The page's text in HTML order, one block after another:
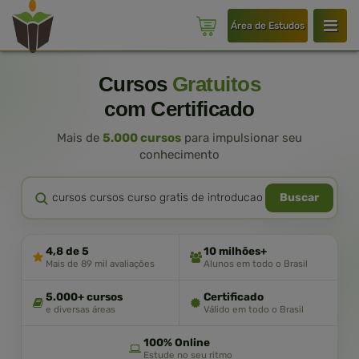
Área de Estudos
Cursos Gratuitos
com Certificado
Mais de 5.000 cursos para impulsionar seu
conhecimento
Buscar
4,8 de 5
Mais de 89 mil avaliações
10 milhões+
Alunos em todo o Brasil
5.000+ cursos
e diversas áreas
Certificado
Válido em todo o Brasil
100% Online
Estude no seu ritmo